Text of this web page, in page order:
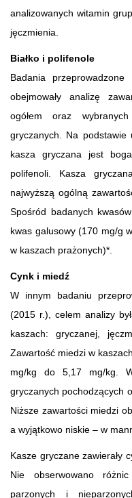
analizowanych witamin
jęczmienia.
Białko i polifenole
Badania
obejmowały analizę
ogółem oraz
gryczanych. Na podstawie
kasza gryczana jest
polifenoli. Kasza
najwyższą ogólną
Spośród badanych
kwas galusowy (170 mg/g
w kaszach prażonych)*.
Cynk i miedź
W innym badaniu
(2015 r.), celem analizy
kaszach: gryczanej,
Zawartość miedzi w
mg/kg do 5,17 mg/kg.
gryczanych pochodzących
Niższe zawartości miedzi
a wyjątkowo niskie – w
Kasze gryczane zawierały
Nie obserwowano
parzonych i